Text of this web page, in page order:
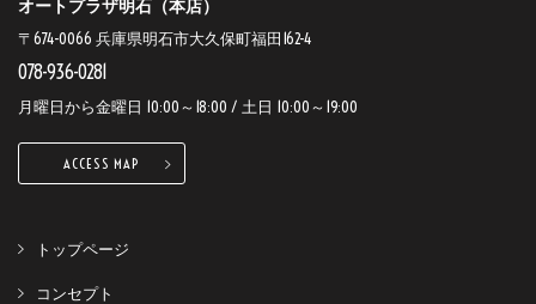
オートプラザ明石（本店）
〒674-0066 兵庫県明石市大久保町福田162-4
078-936-0281
月曜日から金曜日 10:00～18:00 / 土日 10:00～19:00
ACCESS MAP
トップページ
コンセプト